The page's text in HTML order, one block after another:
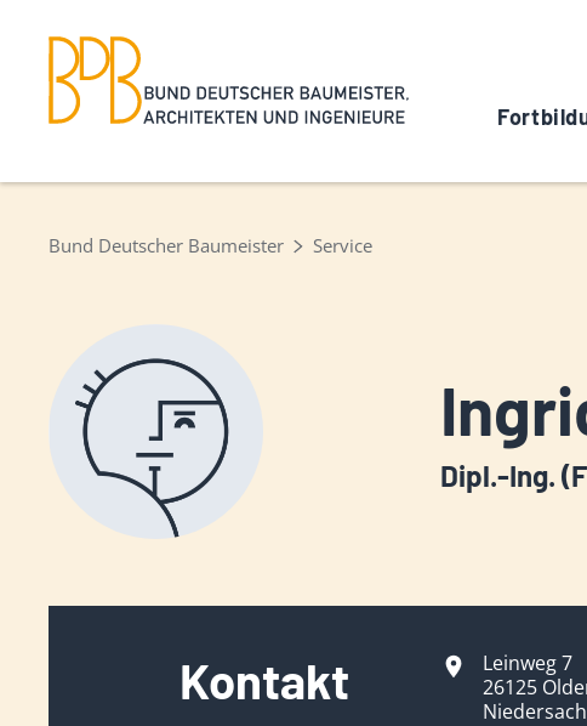
Bund Deutscher Baumeister Service
Dipl.-Ing.
Kontakt
Leinweg 7
26125